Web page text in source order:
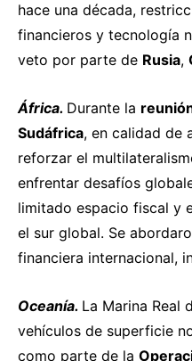
hace una década,
financieros y tecnología
veto por parte de Rusia,
África. Durante la
Sudáfrica, en calidad de
reforzar el
enfrentar desafíos
limitado espacio fiscal y
el sur global. Se
financiera internacional,
Oceanía. La Marina Real
vehículos de superficie
como parte de la